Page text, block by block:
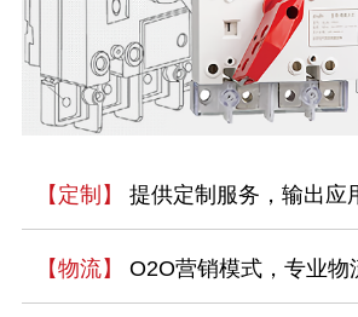
【定制】 提供定制服务，输出应
【物流】 O2O营销模式，专业物